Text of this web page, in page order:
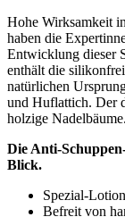
Hohe Wirksamkeit
haben die
Entwicklung dieser
enthält die
natürlichen
und Huflattich. Der
holzige Nadelbäume.
Die Anti-
Blick.
Spezial-
Befreit von